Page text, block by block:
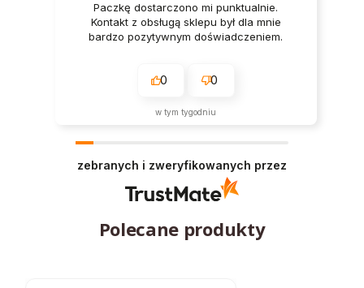
Paczkę dostarczono mi punktualnie.
Kontakt z obsługą sklepu był dla mnie
bardzo pozytywnym doświadczeniem.
0 0
w tym tygodniu
zebranych i zweryfikowanych przez
Polecane produkty